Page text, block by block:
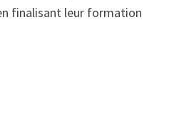
finalisant leur formation